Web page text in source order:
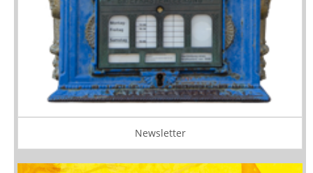
Newsletter